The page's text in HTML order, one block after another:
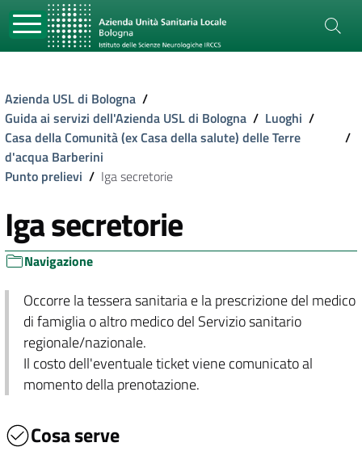
Azienda USL di Bologna /
Guida ai servizi dell'Azienda USL di Bologna / Luoghi /
Casa della Comunità (ex Casa della salute) delle Terre
d'acqua Barberini
/
Punto prelievi / Iga secretorie
Iga secretorie
Navigazione
Occorre la tessera sanitaria e la prescrizione del medico
di famiglia o altro medico del Servizio sanitario
regionale/nazionale.
Il costo dell'eventuale ticket viene comunicato al
momento della prenotazione.
Cosa serve